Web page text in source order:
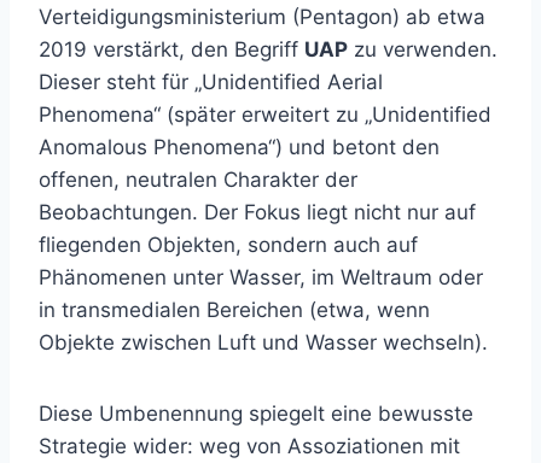
Verteidigungsministerium (Pentagon) ab etwa
2019 verstärkt, den Begriff UAP zu verwenden.
Dieser steht für „Unidentified Aerial
Phenomena“ (später erweitert zu „Unidentified
Anomalous Phenomena“) und betont den
offenen, neutralen Charakter der
Beobachtungen. Der Fokus liegt nicht nur auf
fliegenden Objekten, sondern auch auf
Phänomenen unter Wasser, im Weltraum oder
in transmedialen Bereichen (etwa, wenn
Objekte zwischen Luft und Wasser wechseln).
Diese Umbenennung spiegelt eine bewusste
Strategie wider: weg von Assoziationen mit